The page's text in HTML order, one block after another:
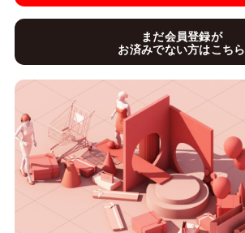
まだ会員登録が
お済みでない方はこちら